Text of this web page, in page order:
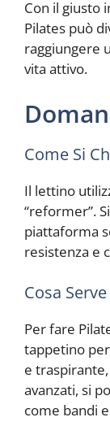
Con il giusto
Pilates può
raggiungere
vita attivo.
Come Si
Il lettino
“reformer”.
piattaforma
resistenza e
Cosa
Per fare
tappetino
e
avanzati, si
come bandi